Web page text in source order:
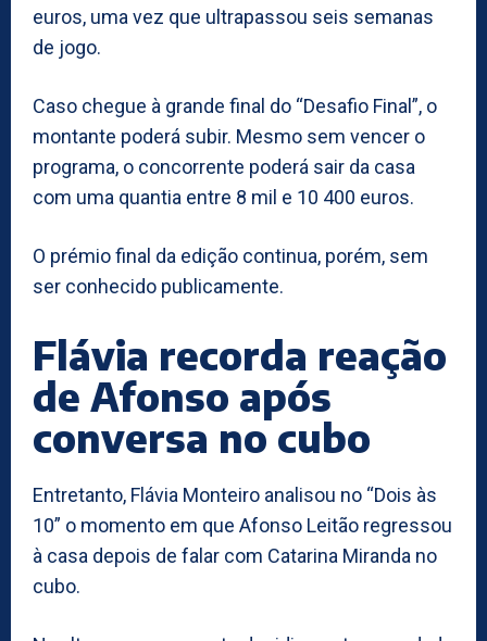
euros, uma vez que ultrapassou seis semanas
de jogo.
Caso chegue à grande final do “Desafio Final”, o
montante poderá subir. Mesmo sem vencer o
programa, o concorrente poderá sair da casa
com uma quantia entre 8 mil e 10 400 euros.
O prémio final da edição continua, porém, sem
ser conhecido publicamente.
Flávia recorda reação
de Afonso após
conversa no cubo
Entretanto, Flávia Monteiro analisou no “Dois às
10” o momento em que Afonso Leitão regressou
à casa depois de falar com Catarina Miranda no
cubo.